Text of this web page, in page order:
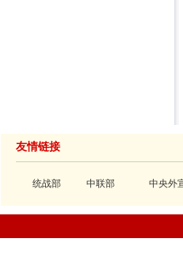
友情链接
统战部 中联部 中央外